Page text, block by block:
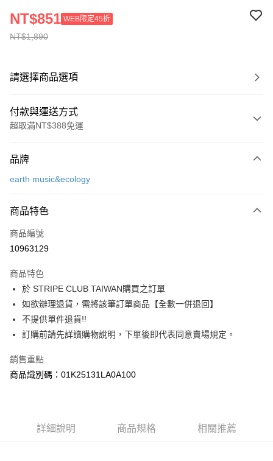
NT$1,890
NT$851 WEB限定45折
請選擇商品選項
付款與運送方式
超取滿NT$388免運
信用卡一次付款
3 期 0 利率 每期
合作金庫商業銀行
上海商業儲蓄銀行
臺灣中小企業銀行
匯豐（台灣）商業銀行
華泰商業銀行
聯邦商業銀行
遠東國際商業銀行
元大商業銀行
玉山商業銀行
星展（台灣）商業銀行
台灣樂天信用卡公司
超商取貨付款
LINE Pay
Apple Pay
街口支付
悠遊付
大哥付你分期
相關說明
流程，驗證手機門號後，選擇欲分期的期數、繳款截止日，確認付款後即完
【關於「AFTEE先享後付」】
品牌
earth music&ecology
商品特色
商品編號
10963129
商品特色
於 STRIPE CLUB TAIWAN購買之訂單
如欲辦理退貨，需將該筆訂單商品【全數一併退回】
不提供單件退貨!!
訂購前請先詳讀購物說明，下單後即代表同意賣場規定。
銷售重點
商品識別碼：01K25131LA0A100
詳細說明 商品規格 相關推薦